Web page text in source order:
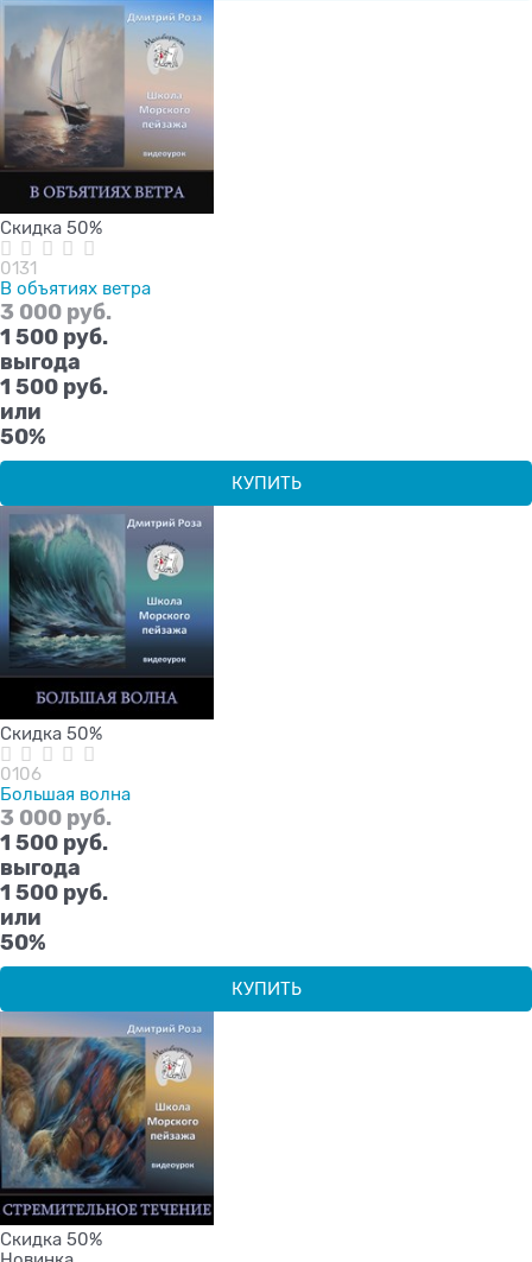
Скидка 50%
0131
В объятиях ветра
3 000 руб.
1 500 руб.
выгода
1 500 руб.
или
50%
КУПИТЬ
Скидка 50%
0106
Большая волна
3 000 руб.
1 500 руб.
выгода
1 500 руб.
или
50%
КУПИТЬ
Скидка 50%